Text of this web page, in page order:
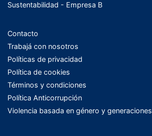
Sustentabilidad - Empresa B
Contacto
Trabajá con nosotros
Políticas de privacidad
Política de cookies
Términos y condiciones
Política Anticorrupción
Violencia basada en género y generaciones